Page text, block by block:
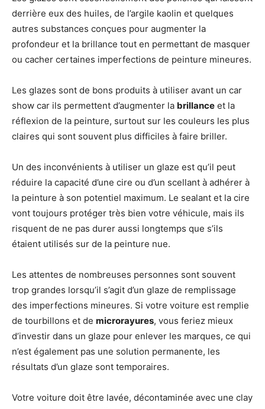
derrière eux des huiles, de l’argile kaolin et quelques
autres substances conçues pour augmenter la
profondeur et la brillance tout en permettant de masquer
ou cacher certaines imperfections de peinture mineures.
Les glazes sont de bons produits à utiliser avant un car
show car ils permettent d’augmenter la brillance et la
réflexion de la peinture, surtout sur les couleurs les plus
claires qui sont souvent plus difficiles à faire briller.
Un des inconvénients à utiliser un glaze est qu’il peut
réduire la capacité d’une cire ou d’un scellant à adhérer à
la peinture à son potentiel maximum. Le sealant et la cire
vont toujours protéger très bien votre véhicule, mais ils
risquent de ne pas durer aussi longtemps que s’ils
étaient utilisés sur de la peinture nue.
Les attentes de nombreuses personnes sont souvent
trop grandes lorsqu’il s’agit d’un glaze de remplissage
des imperfections mineures. Si votre voiture est remplie
de tourbillons et de microrayures, vous feriez mieux
d’investir dans un glaze pour enlever les marques, ce qui
n’est également pas une solution permanente, les
résultats d’un glaze sont temporaires.
Votre voiture doit être lavée, décontaminée avec une clay